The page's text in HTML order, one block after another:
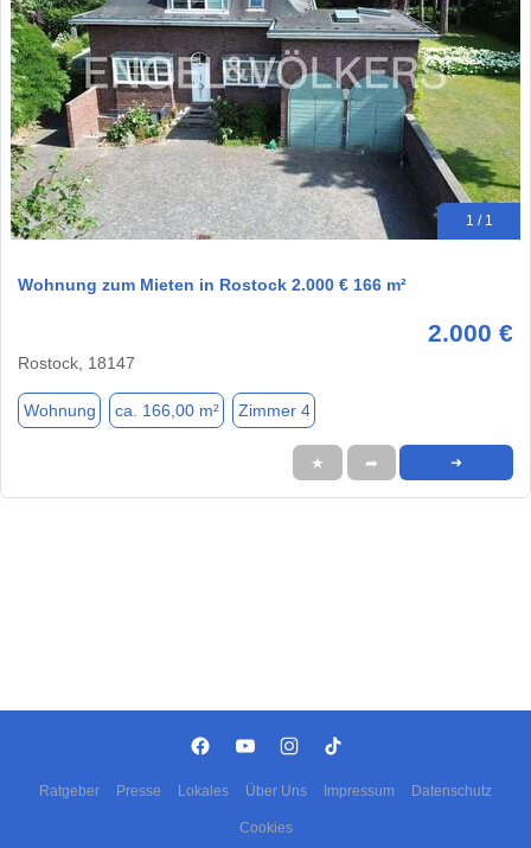
1 / 1
Wohnung zum Mieten in Rostock 2.000 € 166 m²
2.000 €
Rostock, 18147
Wohnung ca. 166,00 m² Zimmer 4
★ ➦ ➜
Ratgeber Presse Lokales Über Uns Impressum Datenschutz
Cookies